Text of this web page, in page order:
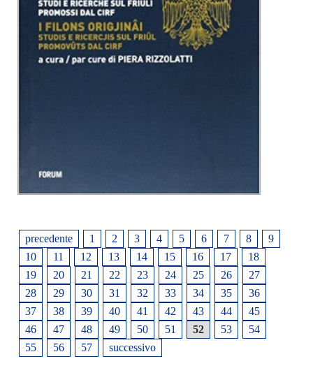
precedente 1 2 3 4 5 6 7 8
9
10
11 12 13 14 15 16 17
18
19
20 21 22 23 24 25 26
27
28
29 30 31 32 33 34 35
36
37
38 39 40 41 42 43 44
45
46
47 48 49 50 51 52 53
54
55
56 57 successivo